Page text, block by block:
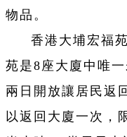
物品。
香港大埔宏福
苑是8座大廈中唯
兩日開放讓居民返
以返回大廈一次，